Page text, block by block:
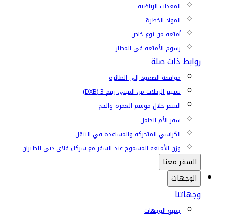
المعدات الرياضية
المواد الخطرة
أمتعة من نوع خاص
رسوم الأمتعة في المطار
روابط ذات صلة
موافقة الصعود إلى الطائرة
تسيير الرحلات من المبنى رقم 3 (DXB)
السفر خلال موسم العمرة والحج
سفر الأم الحامل
الكراسي المتحركة والمساعدة في التنقل
وزن الأمتعة المسموح عند السفر مع شركاء فلاي دبي للطيران
السفر معنا
الوجهات
وجهاتنا
جميع الوجهات